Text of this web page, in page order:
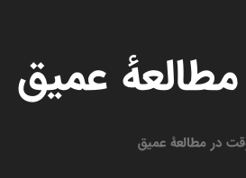
عمیق
در مطالعهٔ عمیق